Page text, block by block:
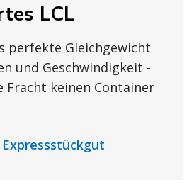
LCL
perfekte Gleichgewicht
und Geschwindigkeit -
Fracht keinen Container